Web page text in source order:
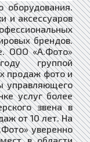
и аксессуаров
брендов.
ООО «А.Фото»
группой
продаж фото и
управляющего
услуг более
звена в
от 10 лет. На
уверенно